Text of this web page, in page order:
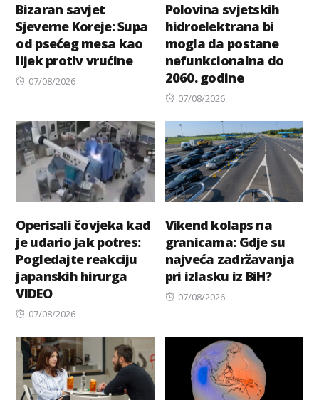
Bizaran savjet
Sjeverne Koreje: Supa
od psećeg mesa kao
lijek protiv vrućine
Posted
07/08/2026
Polovina svjetskih
hidroelektrana bi
mogla da postane
nefunkcionalna do
2060. godine
Posted
07/08/2026
Operisali čovjeka kad
je udario jak potres:
Pogledajte reakciju
japanskih hirurga
VIDEO
Posted
07/08/2026
Vikend kolaps na
granicama: Gdje su
najveća zadržavanja
pri izlasku iz BiH?
Posted
07/08/2026